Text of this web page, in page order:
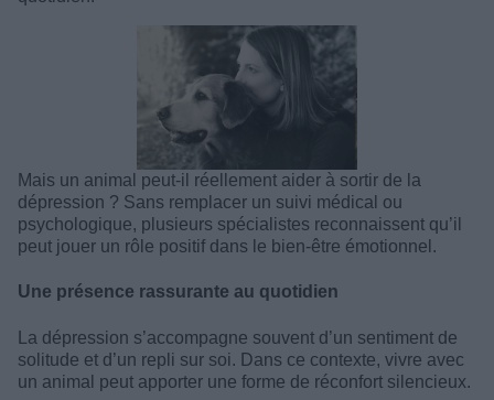
Mais un animal peut-il réellement aider à sortir de la
dépression ? Sans remplacer un suivi médical ou
psychologique, plusieurs spécialistes reconnaissent qu’il
peut jouer un rôle positif dans le bien-être émotionnel.
Une présence rassurante au quotidien
La dépression s’accompagne souvent d’un sentiment de
solitude et d’un repli sur soi. Dans ce contexte, vivre avec
un animal peut apporter une forme de réconfort silencieux.